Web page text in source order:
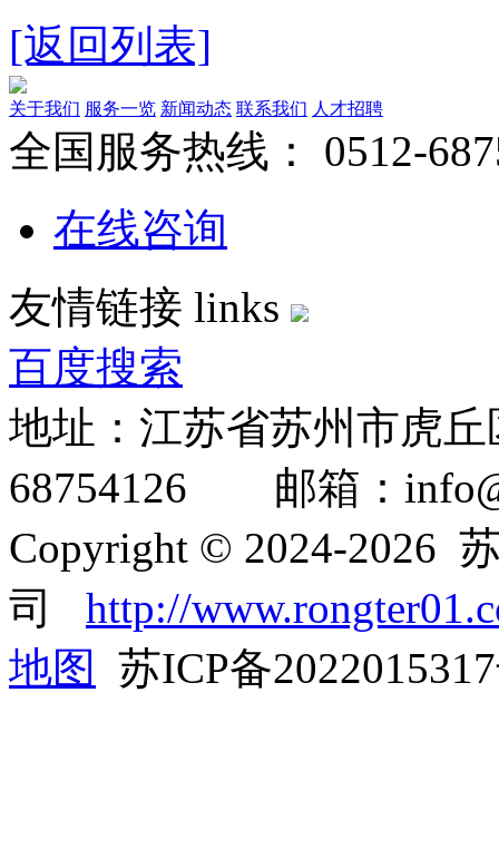
[返回列表]
关于我们 服务一览 新闻动态 联系我们 人才招聘
全国服务热线： 0512-
在线咨询
友情链接 links
百度搜索
地址：江苏省苏州市虎
68754126 邮箱：
Copyright © 2024-2026
司 http://
地图
苏ICP备